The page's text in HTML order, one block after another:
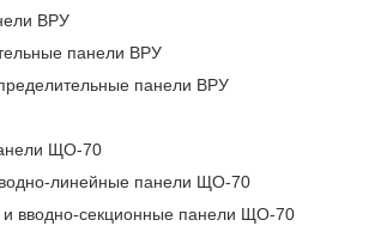
ВРУ
панели ВРУ
панели ВРУ
ЩО-70
линейные панели ЩО-70
вводно-секционные панели ЩО-70